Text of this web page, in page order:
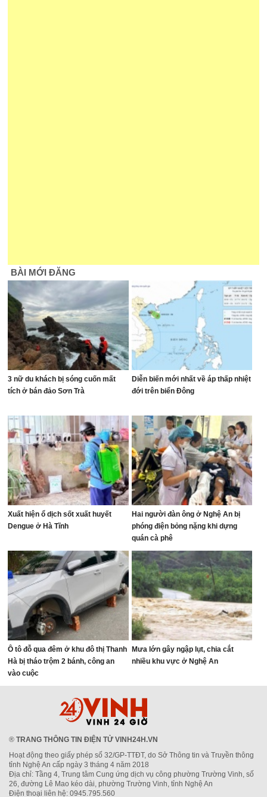
BÀI MỚI ĐĂNG
3 nữ du khách bị sóng cuốn mất
tích ở bán đảo Sơn Trà
Diễn biến mới nhất về áp thấp nhiệt
đới trên biển Đông
Xuất hiện ổ dịch sốt xuất huyết
Dengue ở Hà Tĩnh
Hai người đàn ông ở Nghệ An bị
phóng điện bỏng nặng khi dựng
quán cà phê
Ô tô đỗ qua đêm ở khu đô thị Thanh
Hà bị tháo trộm 2 bánh, công an
vào cuộc
Mưa lớn gây ngập lụt, chia cắt
nhiều khu vực ở Nghệ An
® TRANG THÔNG TIN ĐIỆN TỬ VINH24H.VN
Hoạt động theo giấy phép số 32/GP-TTĐT, do Sở Thông tin và Truyền thông
tỉnh Nghệ An cấp ngày 3 tháng 4 năm 2018
Địa chỉ: Tầng 4, Trung tâm Cung ứng dịch vụ công phường Trường Vinh, số
26, đường Lê Mao kéo dài, phường Trường Vinh, tỉnh Nghệ An
Điện thoại liên hệ: 0945.795.560